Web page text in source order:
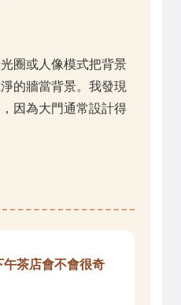
圈或人像模式把背景
的牆當背景。我發現
因為大門通常設計得
茶店會不會很奇